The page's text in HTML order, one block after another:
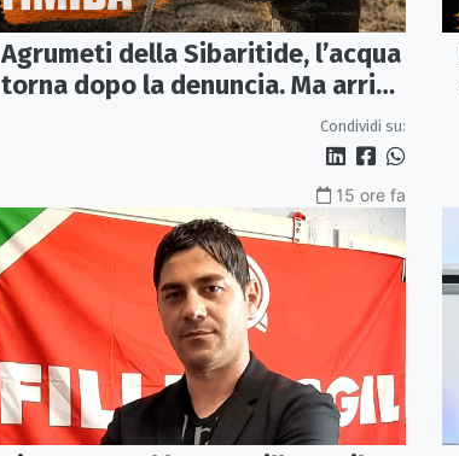
Agrumeti della Sibaritide, l’acqua
torna dopo la denuncia. Ma arriva
con un terzo della pressioneCondividi su:
15 ore fa